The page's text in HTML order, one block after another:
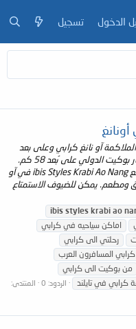
الدخول تسجيل
كم من ملعب الملاكمة آو نانغ كرابي وعلى بعد
2.6 كم من شاطئ نوبارات ثارا. يقع مطار بوكيت الدولي على بُعد 58 كم.
أحد أفضل خياراتنا في شاطيء آونانغ. يقع ibis Styles Krabi Ao Nang في آو
ومطعم. يمكن للضيوف الاستمتاع
ibis styles krabi ao
اماكن سياحيه في كرابي
رحلتي الى كرابي
كرابي المسافرون العرب
من بوكيت الى كرابي
كرابي في تايلند الردود: 0
المنتدى: